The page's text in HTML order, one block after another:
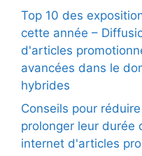
Top 10 des
cette année –
d'articles
avancées dans le
hybrides
Conseils pour
prolonger leur durée
internet d'articles